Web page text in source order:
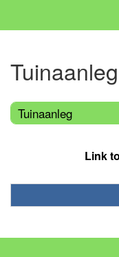
Tuinaanleg
Tuinaanleg
Link